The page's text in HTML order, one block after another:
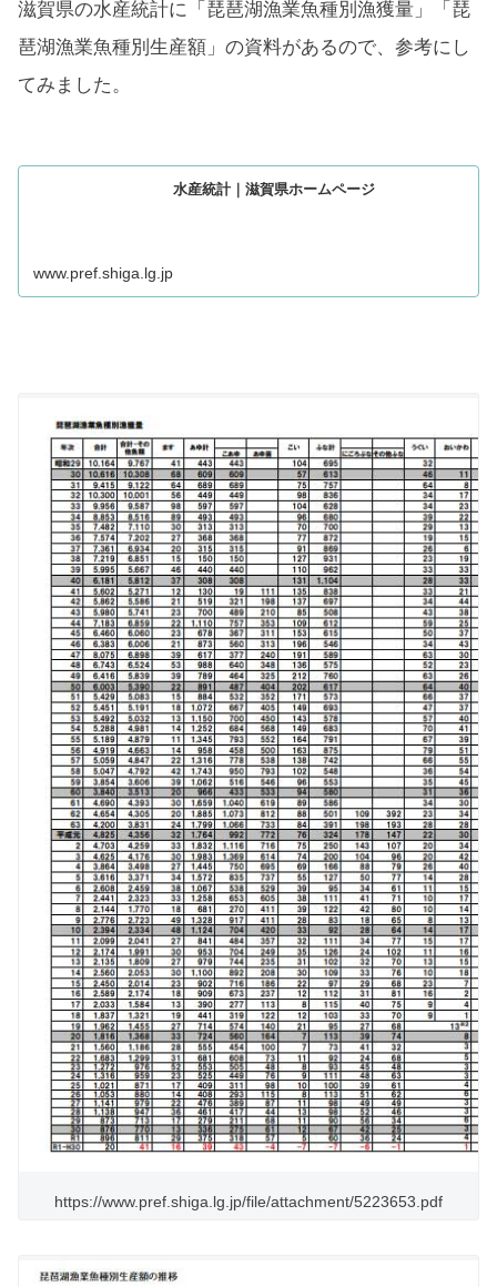
滋賀県の水産統計に「琵琶湖漁業魚種別漁獲量」「琵
琶湖漁業魚種別生産額」の資料があるので、参考にし
てみました。
水産統計｜滋賀県ホームページ
www.pref.shiga.lg.jp
https://www.pref.shiga.lg.jp/file/attachment/5223653.pdf